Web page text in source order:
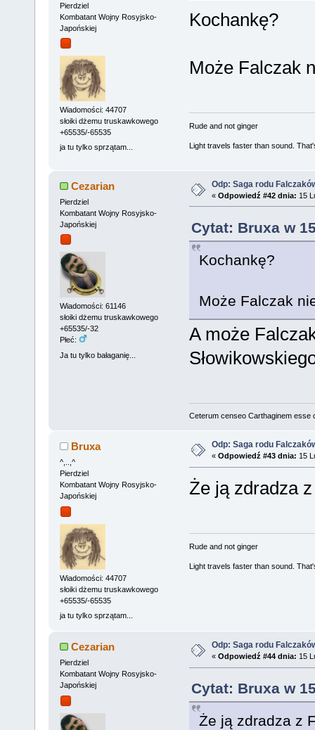
Pierdziel
Kombatant Wojny Rosyjsko-
Japońskiej
Wiadomości: 44707
słoiki dżemu truskawkowego
+65535/-65535
ja tu tylko sprzątam...
Kochankę?
Może Falczak
Rude and not ginger
Light travels faster than sound.
Cezarian
Pierdziel
Kombatant Wojny Rosyjsko-
Japońskiej
Wiadomości: 61146
słoiki dżemu truskawkowego
+65535/-32
Płeć:
Ja tu tylko bałaganię...
Odp: Saga rodu
« Odpowiedź #42 dnia: 15
Cytat: Bruxa w
Kochankę?
Może Falczak
A może
Ceterum censeo Carthaginem esse
Bruxa
^,..,^
Pierdziel
Kombatant Wojny Rosyjsko-
Japońskiej
Wiadomości: 44707
słoiki dżemu truskawkowego
+65535/-65535
ja tu tylko sprzątam...
Odp: Saga rodu
« Odpowiedź #43 dnia: 15
Że ją zdradza
Rude and not ginger
Light travels faster than sound.
Cezarian
Pierdziel
Kombatant Wojny Rosyjsko-
Japońskiej
Odp: Saga rodu
« Odpowiedź #44 dnia: 15
Cytat: Bruxa w
Że ją zdradza z